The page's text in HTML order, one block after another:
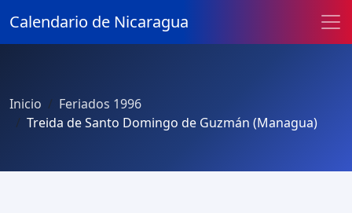
Calendario de Nicaragua
Inicio
Feriados 1996
Treida de Santo Domingo de Guzmán (Managua)